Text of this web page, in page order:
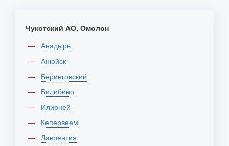
Чукотский АО, Омолон
Анадырь
Анюйск
Беринговский
Билибино
Илирней
Кепервеем
Лаврентия